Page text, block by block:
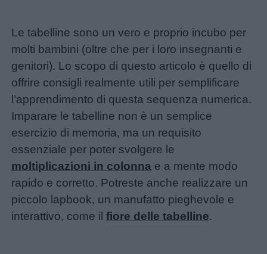
Le tabelline sono un vero e proprio incubo per
molti bambini (oltre che per i loro insegnanti e
genitori). Lo scopo di questo articolo è quello di
offrire consigli realmente utili per semplificare
l’apprendimento di questa sequenza numerica.
Imparare le tabelline non è un semplice
esercizio di memoria, ma un requisito
essenziale per poter svolgere le
moltiplicazioni in colonna e a mente modo
rapido e corretto. Potreste anche realizzare un
piccolo lapbook, un manufatto pieghevole e
interattivo, come ilfiore delle tabelline.